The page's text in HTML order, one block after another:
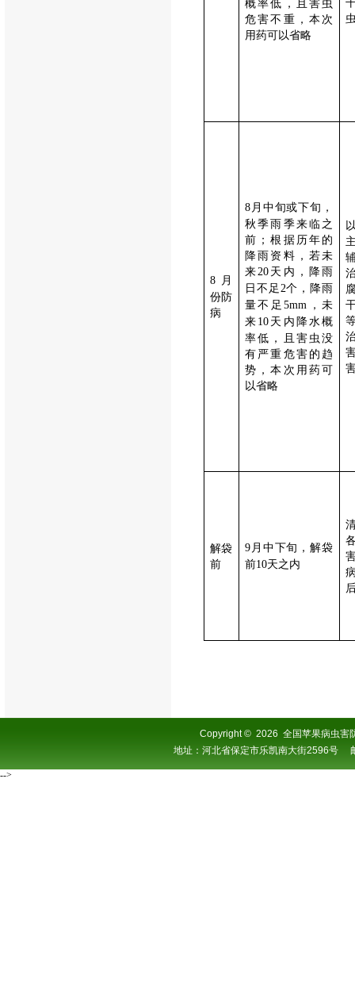
概率低，且害虫
危害不重，本次
用药可以省略
8月
份防
病
8月中旬或下旬，
秋季雨季来临之
前；根据历年的
降雨资料，若未
来20天内，降雨
日不足 2个，降雨
量不足5mm ，未
来 10天内降水概
率低，且害虫没
有严重危害的趋
势，本次用药可
以省略
解袋
前
9月中下旬，解袋
前10天之内
Copyright© 2026 全国苹果病虫害
地址：河北省保定市乐凯南大街2596
-->